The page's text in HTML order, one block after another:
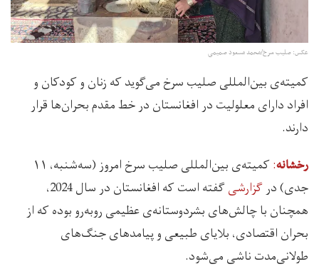
عکس: صلیب سرخ/محمد مسعود صمیمی
کمیته‌ی بین‌المللی صلیب سرخ می‌گوید که زنان و کودکان و
افراد دارای معلولیت در افغانستان در خط مقدم بحران‌ها قرار
دارند.
رخشانه:
کمیته‌ی بین‌المللی صلیب سرخ امروز (سه‌شنبه، ۱۱
جدی) درگزارشی
گفته است که افغانستان در سال 2024،
همچنان با چالش‌های بشردوستانه‌ی عظیمی روبه‌رو بوده که از
بحران اقتصادی، بلایای طبیعی و پیامدهای جنگ‌های
طولانی‌مدت ناشی می‌شود.